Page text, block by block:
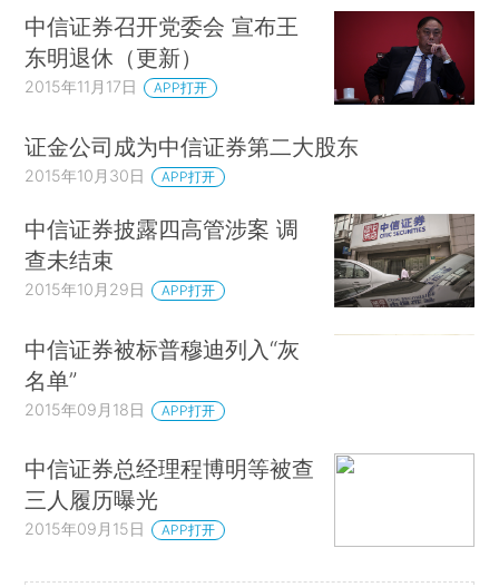
中信证券召开党委会 宣布王
东明退休（更新）
2015年11月17日 APP打开
证金公司成为中信证券第二大股东
2015年10月30日 APP打开
中信证券披露四高管涉案 调
查未结束
2015年10月29日 APP打开
中信证券被标普穆迪列入“灰
名单”
2015年09月18日 APP打开
中信证券总经理程博明等被查
三人履历曝光
2015年09月15日 APP打开